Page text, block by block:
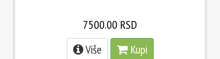
7500.00 RSD
Više
Kupi